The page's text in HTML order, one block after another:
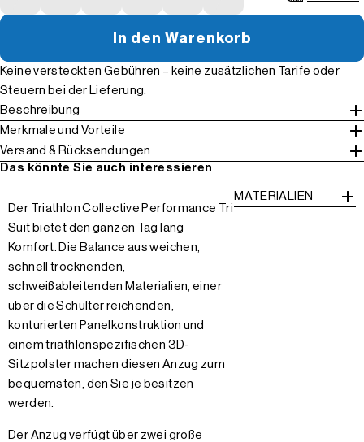
In den Warenkorb
Keine versteckten Gebühren – keine zusätzlichen Tarife oder
Steuern bei der Lieferung.
Beschreibung
Merkmale und Vorteile
Versand & Rücksendungen
Das könnte Sie auch interessieren
Der Triathlon Collective Performance Tri
Suit bietet den ganzen Tag lang
Komfort. Die Balance aus weichen,
schnell trocknenden,
schweißableitenden Materialien, einer
über die Schulter reichenden,
konturierten Panelkonstruktion und
einem triathlonspezifischen 3D-
Sitzpolster machen diesen Anzug zum
bequemsten, den Sie je besitzen
werden.
Der Anzug verfügt über zwei große
MATERIALIEN